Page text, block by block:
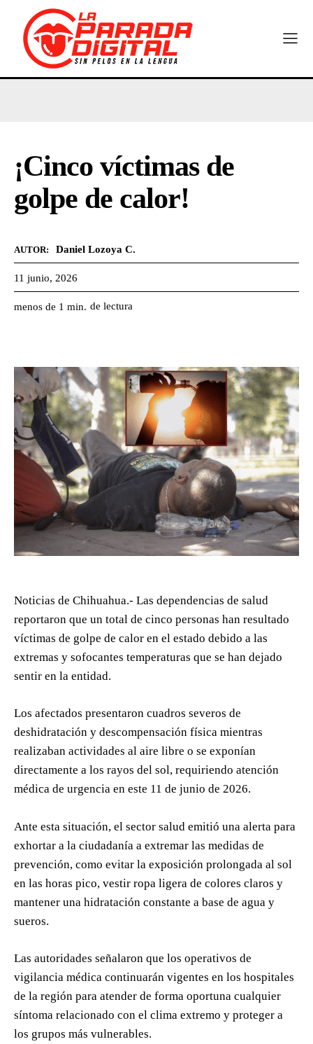
¡Cinco víctimas de
golpe de calor!
AUTOR: Daniel Lozoya C.
11 junio, 2026
menos de 1 min. de lectura
Noticias de Chihuahua.- Las dependencias de salud
reportaron que un total de cinco personas han resultado
víctimas de golpe de calor en el estado debido a las
extremas y sofocantes temperaturas que se han dejado
sentir en la entidad.
Los afectados presentaron cuadros severos de
deshidratación y descompensación física mientras
realizaban actividades al aire libre o se exponían
directamente a los rayos del sol, requiriendo atención
médica de urgencia en este 11 de junio de 2026.
Ante esta situación, el sector salud emitió una alerta para
exhortar a la ciudadanía a extremar las medidas de
prevención, como evitar la exposición prolongada al sol
en las horas pico, vestir ropa ligera de colores claros y
mantener una hidratación constante a base de agua y
sueros.
Las autoridades señalaron que los operativos de
vigilancia médica continuarán vigentes en los hospitales
de la región para atender de forma oportuna cualquier
síntoma relacionado con el clima extremo y proteger a
los grupos más vulnerables.